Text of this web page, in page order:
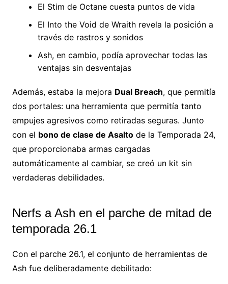
El Stim de Octane cuesta puntos de vida
El Into the Void de Wraith revela la posición a
través de rastros y sonidos
Ash, en cambio, podía aprovechar todas las
ventajas sin desventajas
Además, estaba la mejora Dual Breach, que permitía
dos portales: una herramienta que permitía tanto
empujes agresivos como retiradas seguras. Junto
con el bono de clase de Asaltode la Temporada 24,
que proporcionaba armas cargadas
automáticamente al cambiar, se creó un kit sin
verdaderas debilidades.
Nerfs a Ash en el parche de mitad de
temporada 26.1
Con el parche 26.1, el conjunto de herramientas de
Ash fue deliberadamente debilitado: